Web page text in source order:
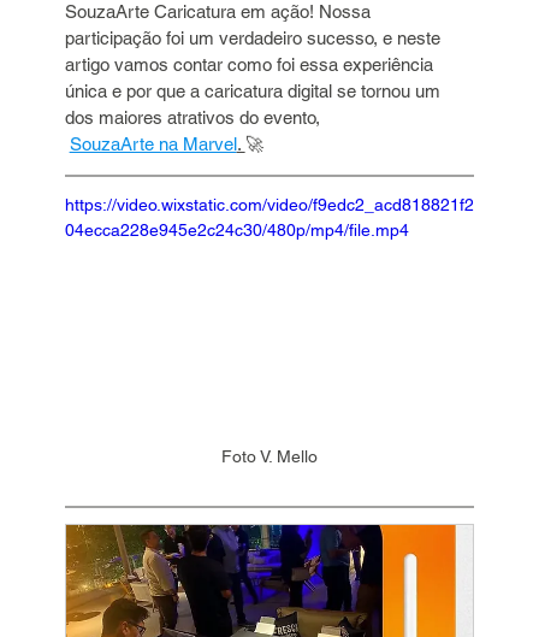
SouzaArte Caricatura em ação! Nossa
participação foi um verdadeiro sucesso, e neste
artigo vamos contar como foi essa experiência
única e por que a caricatura digital se tornou um
dos maiores atrativos do evento,
SouzaArte na Marvel. 🚀
https://video.wixstatic.com/video/f9edc2_acd818821f2
04ecca228e945e2c24c30/480p/mp4/file.mp4
Foto V. Mello